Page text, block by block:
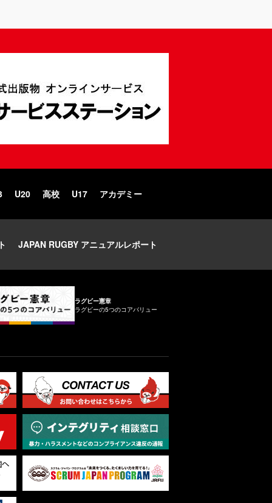
U20 高校 U17 アカデミー
JAPAN RUGBY アニュアルレポート
ラグビー憲章
ラグビーの5つのコアバリュー